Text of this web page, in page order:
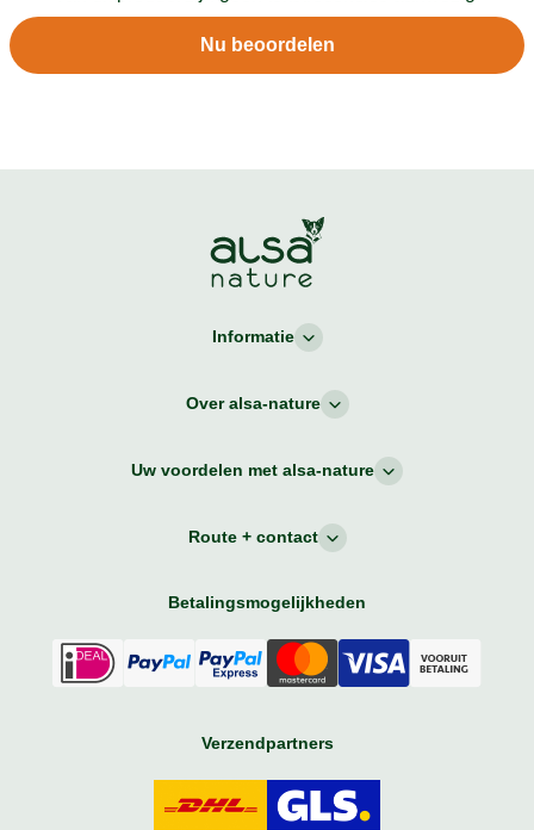
Nu beoordelen
Informatie
Over alsa-nature
Uw voordelen met alsa-nature
Route + contact
Betalingsmogelijkheden
Verzendpartners